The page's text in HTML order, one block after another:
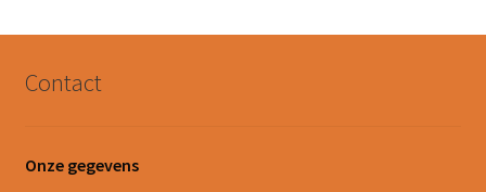
Contact
Onze gegevens